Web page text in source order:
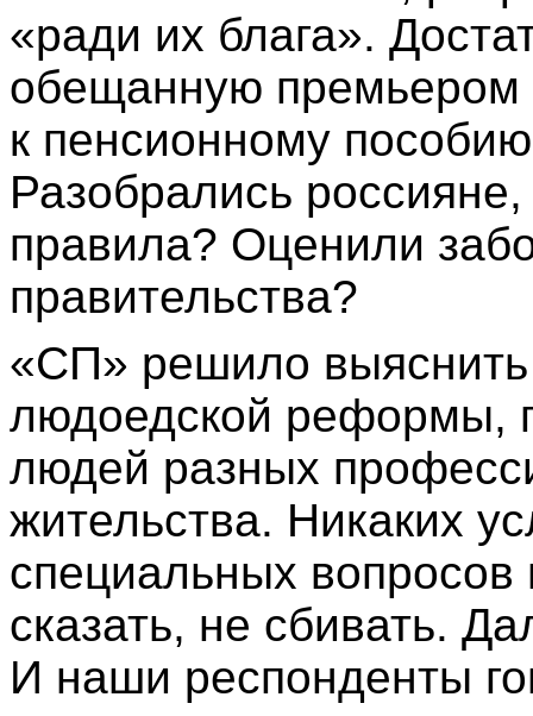
«ради их блага».
обещанную
к пенсионному
Разобрались
правила? Оценили
правительства?
«СП» решило
людоедской реформы,
людей разных
жительства. Никаких
специальных вопросов
сказать, не сбивать.
И наши респонденты